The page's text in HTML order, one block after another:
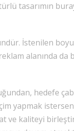
tasarımın
İstenilen
alanında da
hedefe
yapmak
ve kaliteyi